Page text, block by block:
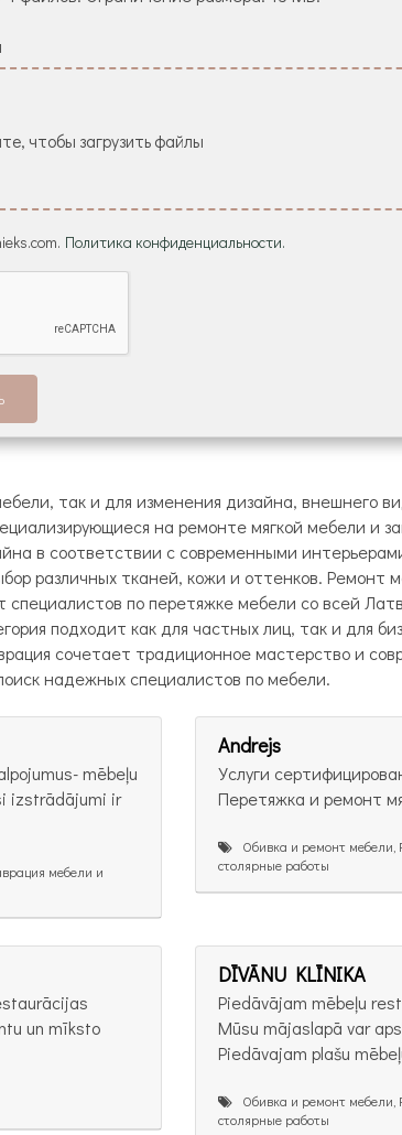
чтобы загрузить файлы
Политика конфиденциальности.
так и для изменения дизайна, внешнего
на ремонте мягкой мебели и
в соответствии с современными
различных тканей, кожи и оттенков. Ремонт
по перетяжке мебели со всей
подходит как для частных лиц, так и для
сочетает традиционное мастерство и
надежных специалистов по мебели.
mēbeļu
izstrādājumi ir
мебели и
Andrejs
Услуги
Перетяжка и ремонт
Обивка и ремонт мебели,
столярные работы
un mīksto
DĪVĀNU KLĪNIKA
Piedāvājam mēbeļu
Mūsu mājaslapā var
Piedāvajam plašu
Обивка и ремонт мебели,
столярные работы